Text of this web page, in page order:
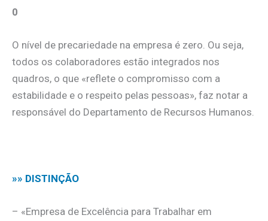
0
O nível de precariedade na empresa é zero. Ou seja,
todos os colaboradores estão integrados nos
quadros, o que «reflete o compromisso com a
estabilidade e o respeito pelas pessoas», faz notar a
responsável do Departamento de Recursos Humanos.
»» DISTINÇÃO
– «Empresa de Excelência para Trabalhar em